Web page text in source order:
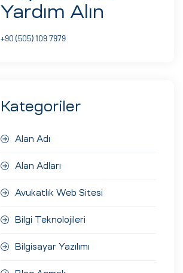
Yardım Alın
+90 (505) 109 7979
Kategoriler
Alan Adı
Alan Adları
Avukatlık Web Sitesi
Bilgi Teknolojileri
Bilgisayar Yazılımı